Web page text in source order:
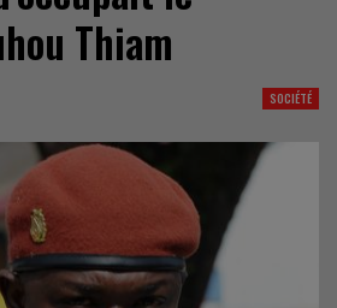
Thiam
SOCIÉTÉ